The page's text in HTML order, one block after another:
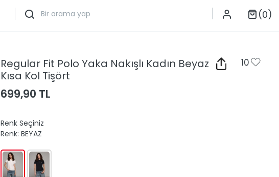
(0)
Regular Fit Polo Yaka Nakışlı Kadın Beyaz
Kısa Kol Tişört
10
699,90 TL
Renk Seçiniz
Renk: BEYAZ